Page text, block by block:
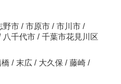
野市 / 市原市 / 市川市 /
八千代市 / 千葉市花見川区
/ 末広 / 大久保 / 藤崎 /